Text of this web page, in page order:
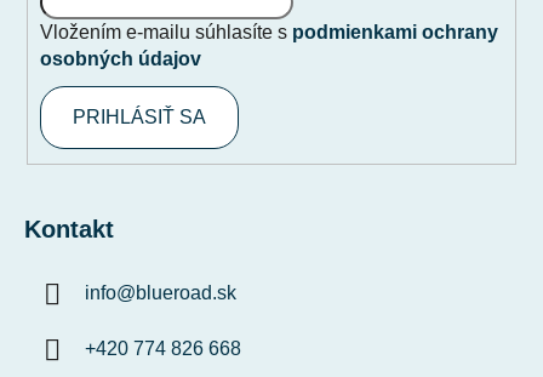
Vložením e-mailu súhlasíte s podmienkami ochrany
osobných údajov
PRIHLÁSIŤ SA
Kontakt
info@blueroad.sk
+420 774 826 668